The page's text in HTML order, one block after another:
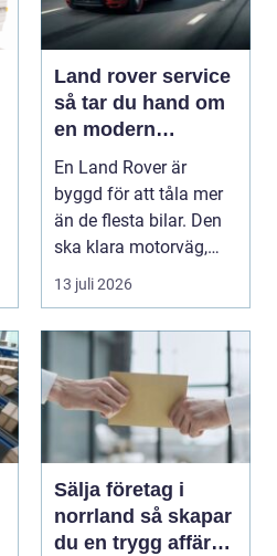
Land rover service
så tar du hand om
en modern
klassiker
En Land Rover är
byggd för att tåla mer
än de flesta bilar. Den
ska klara motorväg,
stadstrafik, gru...
13 juli 2026
Sälja företag i
norrland så skapar
du en trygg affär